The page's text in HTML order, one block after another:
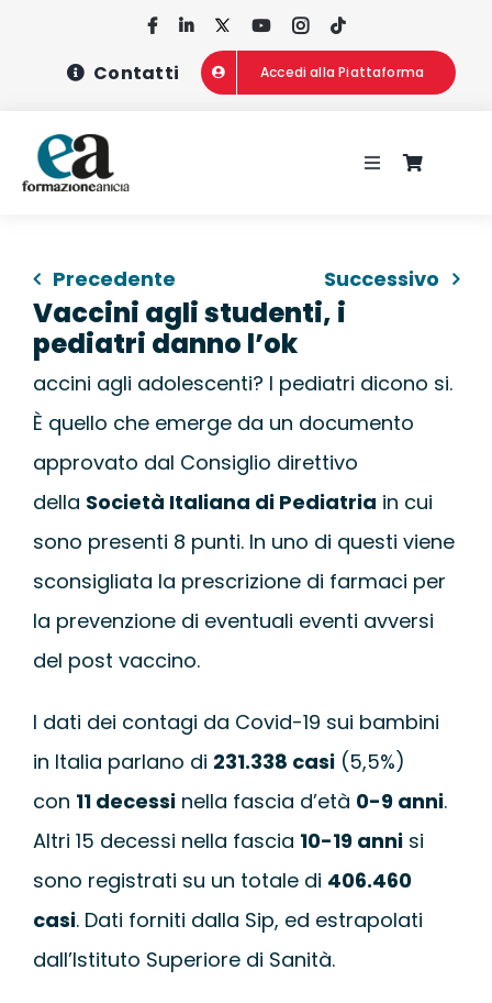
Contatti Accedi alla Piattaforma
Toggle
CHI SIAMO
CORSI DI
WEBINAR
UNIVERSITÀ
SERVIZI PER
NEWS
Precedente Successivo
Vaccini agli studenti, i
pediatri danno l’ok
accini agli adolescenti? I pediatri dicono si.
È quello che emerge da un documento
approvato dal Consiglio direttivo
della Società Italiana di Pediatria in cui
sono presenti 8 punti. In uno di questi viene
sconsigliata la prescrizione di farmaci per
la prevenzione di eventuali eventi avversi
del post vaccino.
I dati dei contagi da Covid-19 sui bambini
in Italia parlano di 231.338 casi(5,5%)
con 11 decessinella fascia d’età 0-9 anni.
Altri 15 decessi nella fascia 10-19 annisi
sono registrati su un totale di 406.460
casi. Dati forniti dalla Sip, ed estrapolati
dall’Istituto Superiore di Sanità.